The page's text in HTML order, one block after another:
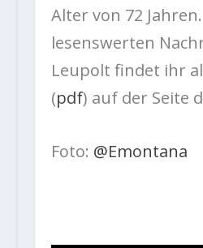
Alter von 72
lesenswerten
Leupolt findet ihr
(pdf) auf der Seite
Foto: @Emontana